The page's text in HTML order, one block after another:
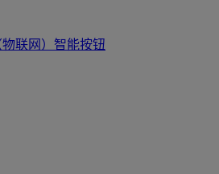
联网）智能按钮